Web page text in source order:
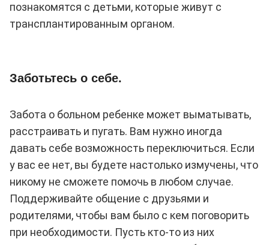
познакомятся с детьми, которые живут с
трансплантированным органом.
Заботьтесь о себе.
Забота о больном ребенке может выматывать,
расстраивать и пугать. Вам нужно иногда
давать себе возможность переключиться. Если
у вас ее нет, вы будете настолько измучены, что
никому не сможете помочь в любом случае.
Поддерживайте общение с друзьями и
родителями, чтобы вам было с кем поговорить
при необходимости. Пусть кто-то из них